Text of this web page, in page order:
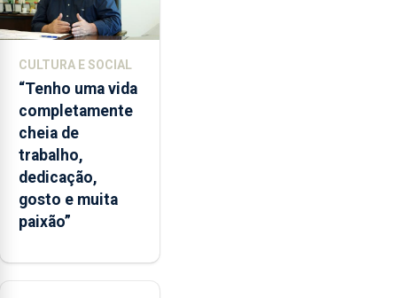
e
2026.
ilha
das
Flores
apresenta
um
“decréscimo
significativo”
da
entre
CULTURA E SOCIAL
“Tenho uma vida
completamente
cheia de
trabalho,
dedicação,
gosto e muita
paixão”